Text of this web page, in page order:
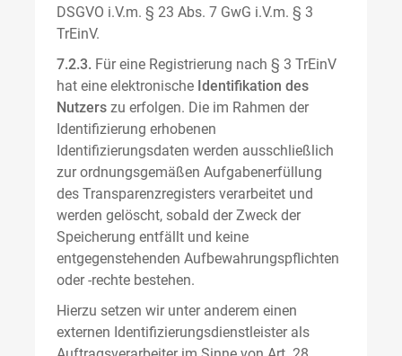
DSGVO i.V.m. § 23 Abs. 7 GwG i.V.m. § 3
TrEinV.
7.2.3. Für eine Registrierung nach § 3 TrEinV
hat eine elektronische Identifikation des
Nutzers zu erfolgen. Die im Rahmen der
Identifizierung erhobenen
Identifizierungsdaten werden ausschließlich
zur ordnungsgemäßen Aufgabenerfüllung
des Transparenzregisters verarbeitet und
werden gelöscht, sobald der Zweck der
Speicherung entfällt und keine
entgegenstehenden Aufbewahrungspflichten
oder -rechte bestehen.
Hierzu setzen wir unter anderem einen
externen Identifizierungsdienstleister als